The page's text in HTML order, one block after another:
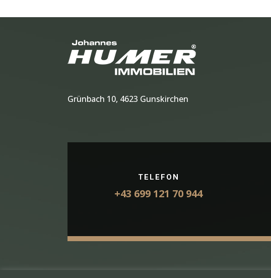
Grünbach 10, 4623 Gunskirchen
TELEFON
+43 699 121 70 944